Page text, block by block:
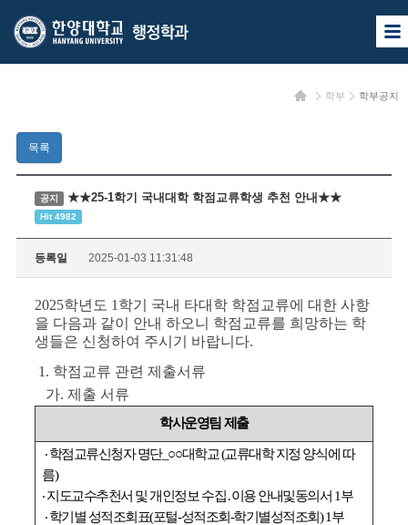
한
양
교
양
행
정
학
과
사
이
열
홈 학부 학부공지
목록
공지 ★★25-1학기 국내대학 학점교류학생 추천 안내★★
Hit 4982
등록일 2025-01-03 11:31:48
2025학년도 1학기 국내 타대학 학점교류에 대한 사항
을 다음과 같이 안내 하오니 학점교류를 희망하는 학
생들은 신청하여 주시기 바랍니다.
1. 학점교류 관련 제출서류
가. 제출 서류
학사운영팀 제출
‧ 학점교류신청자 명단_○○대학교 (교류대학 지정 양식에 따
름)
‧ 지도교수추천서 및 개인정보 수집․이용 안내및동의서 1부
‧ 학기별 성적조회표(포털-성적조회-학기별성적조회) 1부